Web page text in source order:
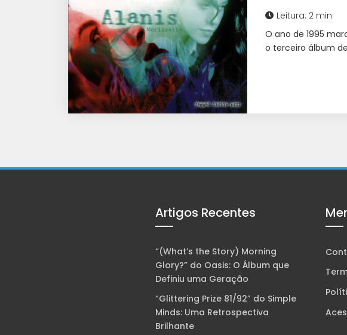
Leitura: 2 min
O ano de 1995
o terceiro álbum
Artigos Recentes
“(What’s the Story) Morning
Glory?” do Oasis: O Álbum que
Definiu uma Geração
“Glittering Prize 81/92” do Simple
Minds: Uma Retrospectiva
Brilhante